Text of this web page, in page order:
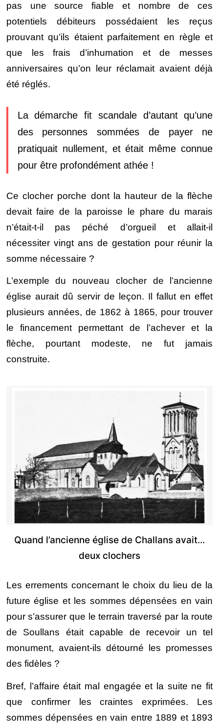
pas une source fiable et nombre de ces
potentiels débiteurs possédaient les reçus
prouvant qu’ils étaient parfaitement en règle et
que les frais d’inhumation et de messes
anniversaires qu’on leur réclamait avaient déjà
été réglés.
La démarche fit scandale d’autant qu’une
des personnes sommées de payer ne
pratiquait nullement, et était même connue
pour être profondément athée !
Ce clocher porche dont la hauteur de la flèche
devait faire de la paroisse le phare du marais
n’était-t-il pas péché d’orgueil et allait-il
nécessiter vingt ans de gestation pour réunir la
somme nécessaire ?
L’exemple du nouveau clocher de l’ancienne
église aurait dû servir de leçon. Il fallut en effet
plusieurs années, de 1862 à 1865, pour trouver
le financement permettant de l’achever et la
flèche, pourtant modeste, ne fut jamais
construite.
Quand l’ancienne église de Challans avait…
deux clochers
Les errements concernant le choix du lieu de la
future église et les sommes dépensées en vain
pour s’assurer que le terrain traversé par la route
de Soullans était capable de recevoir un tel
monument, avaient-ils détourné les promesses
des fidèles ?
Bref, l’affaire était mal engagée et la suite ne fit
que confirmer les craintes exprimées. Les
sommes dépensées en vain entre 1889 et 1893